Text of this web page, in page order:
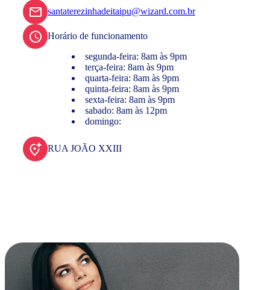
santaterezinhadeitaipu@wizard.com.br
Horário de funcionamento
segunda-feira: 8am às 9pm
terça-feira: 8am às 9pm
quarta-feira: 8am às 9pm
quinta-feira: 8am às 9pm
sexta-feira: 8am às 9pm
sabado: 8am às 12pm
domingo:
RUA JOÃO XXIII